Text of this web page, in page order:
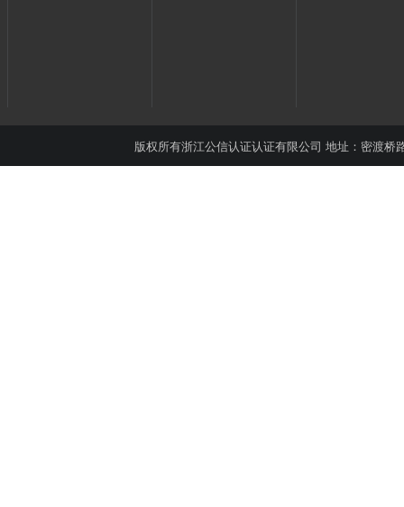
版权所有浙江公信认证认证有限公司 地址：密渡